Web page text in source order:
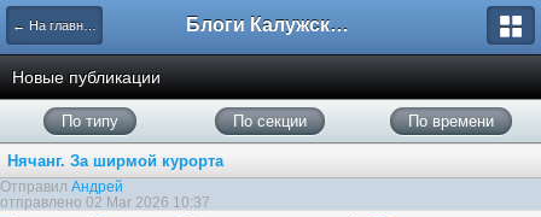
← На главную Блоги Калужского перекрестка
Новые публикации
По типу По секции По времени
Нячанг. За ширмой курорта
Отправил Андрей
отправлено 02 Mar 2026 10:37